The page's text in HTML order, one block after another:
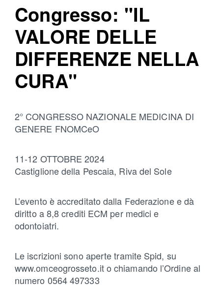
Congresso: "IL
VALORE DELLE
DIFFERENZE NELLA
CURA"
2° CONGRESSO NAZIONALE MEDICINA DI
GENERE FNOMCeO
11-12 OTTOBRE 2024
Castiglione della Pescaia, Riva del Sole
L’evento è accreditato dalla Federazione e dà
diritto a 8,8 crediti ECM per medici e
odontoiatri.
Le iscrizioni sono aperte tramite Spid, su
www.omceogrosseto.it o chiamando l’Ordine al
numero 0564 497333